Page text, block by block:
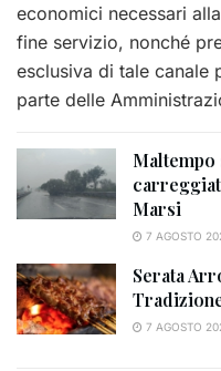
economici necessari
fine servizio, nonché
esclusiva di tale canale
parte delle
Maltempo
Marsi
7 AGOSTO
Serata
7 AGOSTO